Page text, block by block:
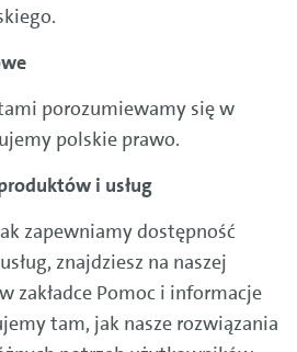
porozumiewamy się w
polskie prawo.
i usług
zapewniamy dostępność
znajdziesz na naszej
zakładce Pomoc i informacje
tam, jak nasze rozwiązania